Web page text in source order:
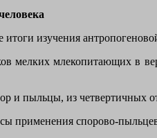
итоги изучения
мелких млекопитающих в
и пыльцы, из четвертичных
применения спорово-